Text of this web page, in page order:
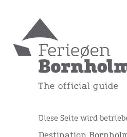
Diese Seite wird